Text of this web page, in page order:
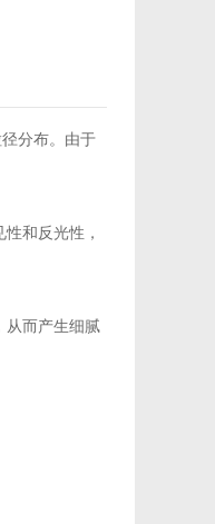
分布。由于
和反光性，
而产生细腻